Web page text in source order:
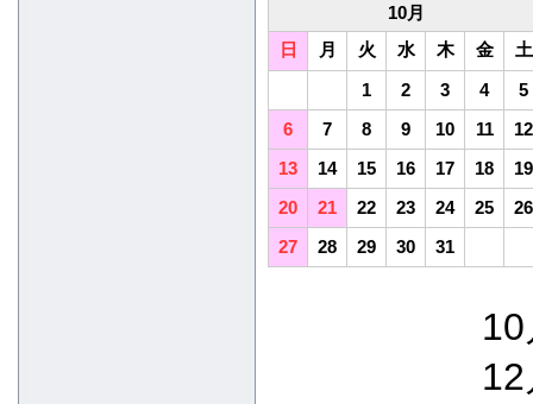
10月
日
月 火 水 木 金
土
1
2 3 4
5
6
7 8 9 10 11
12
13
14 15 16 17 18
19
20
21 22 23 24 25
26
27
28 29 30 31